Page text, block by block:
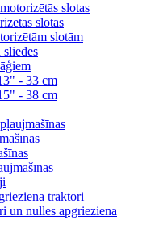
slotas
slotas
slotām
- 33 cm
- 38 cm
traktori
un nulles apgrieziena